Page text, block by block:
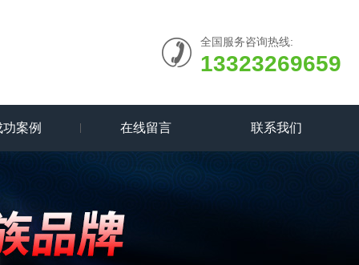
全国服务咨询热线:
13323269659
功案例 在线留言 联系我们